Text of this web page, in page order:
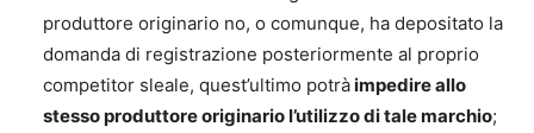
produttore originario no, o comunque, ha depositato la
domanda di registrazione posteriormente al proprio
competitor sleale, quest’ultimo potràimpedire allo
stesso produttore originario l’utilizzo di tale marchio;